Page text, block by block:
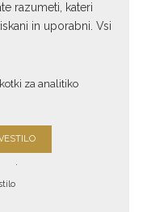
razumeti, kateri
in uporabni. Vsi
za analitiko
.